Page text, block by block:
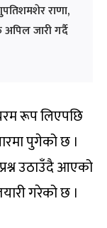
राणा,
जारी गर्दै
रूप लिएपछि
पुगेको छ ।
उठाउँदै आएको
गरेको छ ।